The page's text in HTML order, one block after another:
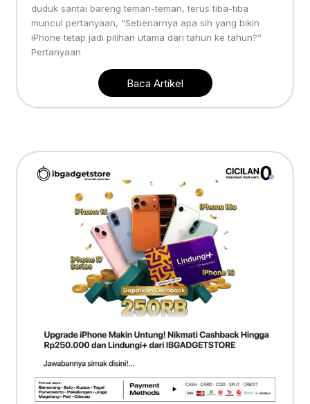
duduk santai bareng teman-teman, terus tiba-tiba
muncul pertanyaan, “Sebenarnya apa sih yang bikin
iPhone tetap jadi pilihan utama dari tahun ke tahun?”
Pertanyaan
Baca Artikel